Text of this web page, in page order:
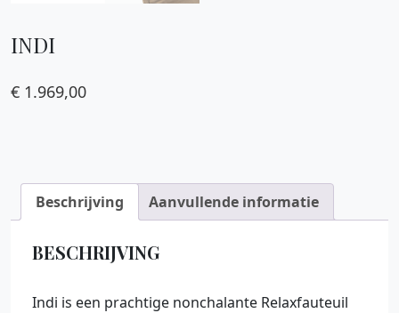
INDI
€ 1.969,00
Beschrijving Aanvullende informatie
BESCHRIJVING
Indi is een prachtige nonchalante Relaxfauteuil